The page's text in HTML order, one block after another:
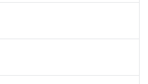
тарих
мәдәният
тарих
мәдәният